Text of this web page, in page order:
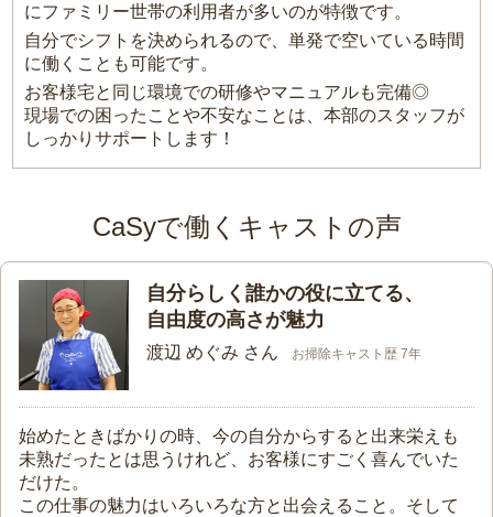
にファミリー世帯の利用者が多いのが特徴です。
自分でシフトを決められるので、単発で空いている時間
に働くことも可能です。
お客様宅と同じ環境での研修やマニュアルも完備◎
現場での困ったことや不安なことは、本部のスタッフが
しっかりサポートします！
CaSyで働くキャストの声
自分らしく誰かの役に立てる、
自由度の高さが魅力
渡辺 めぐみ さん お掃除キャスト歴 7年
始めたときばかりの時、今の自分からすると出来栄えも
未熟だったとは思うけれど、お客様にすごく喜んでいた
だけた。
この仕事の魅力はいろいろな方と出会えること。そして